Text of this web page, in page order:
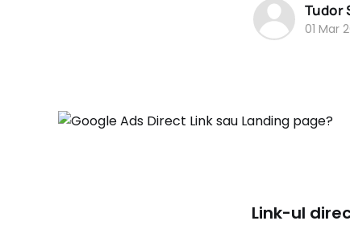
Tudor
01 Mar
Link-ul